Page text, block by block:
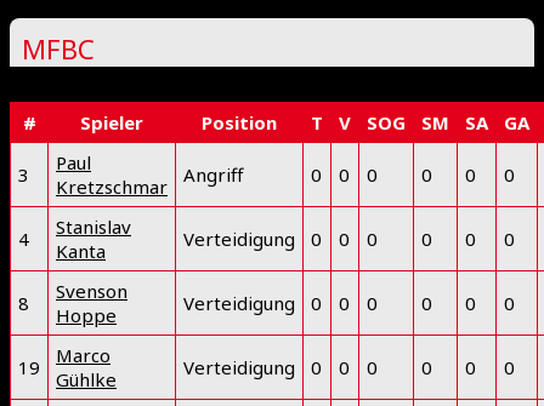
MFBC
# Spieler Position T V SOG SM SA GA
3
Paul
Kretzschmar
Angriff 0 0 0 0 0 0
4
Stanislav
Kanta
Verteidigung 0 0 0 0 0 0
8
Svenson
Hoppe
Verteidigung 0 0 0 0 0 0
19
Marco
Gühlke
Verteidigung 0 0 0 0 0 0